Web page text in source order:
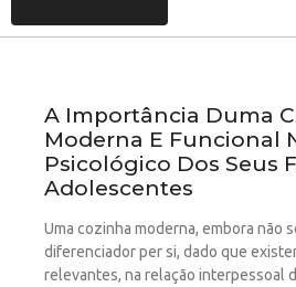
A Importância Duma
Moderna E Funcional
Psicológico Dos Seus
Adolescentes
Uma cozinha moderna, embora não
diferenciador per si, dado que
relevantes, na relação interpessoal